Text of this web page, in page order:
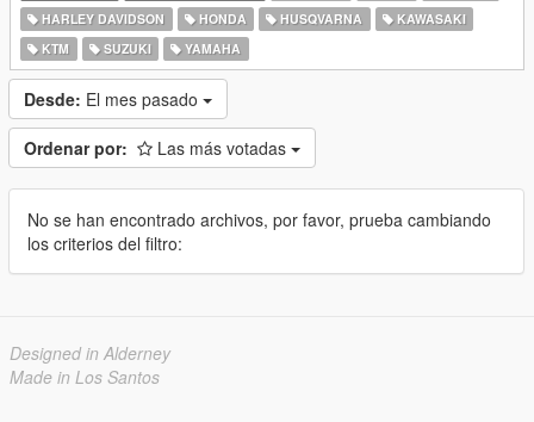
HARLEY DAVIDSON
HONDA HUSQVARNA
KAWASAKI
KTM
SUZUKI YAMAHA
Desde: El mes pasado
Ordenar por: Las más votadas
No se han encontrado archivos, por favor, prueba cambiando
los criterios del filtro:
Designed in Alderney
Made in Los Santos